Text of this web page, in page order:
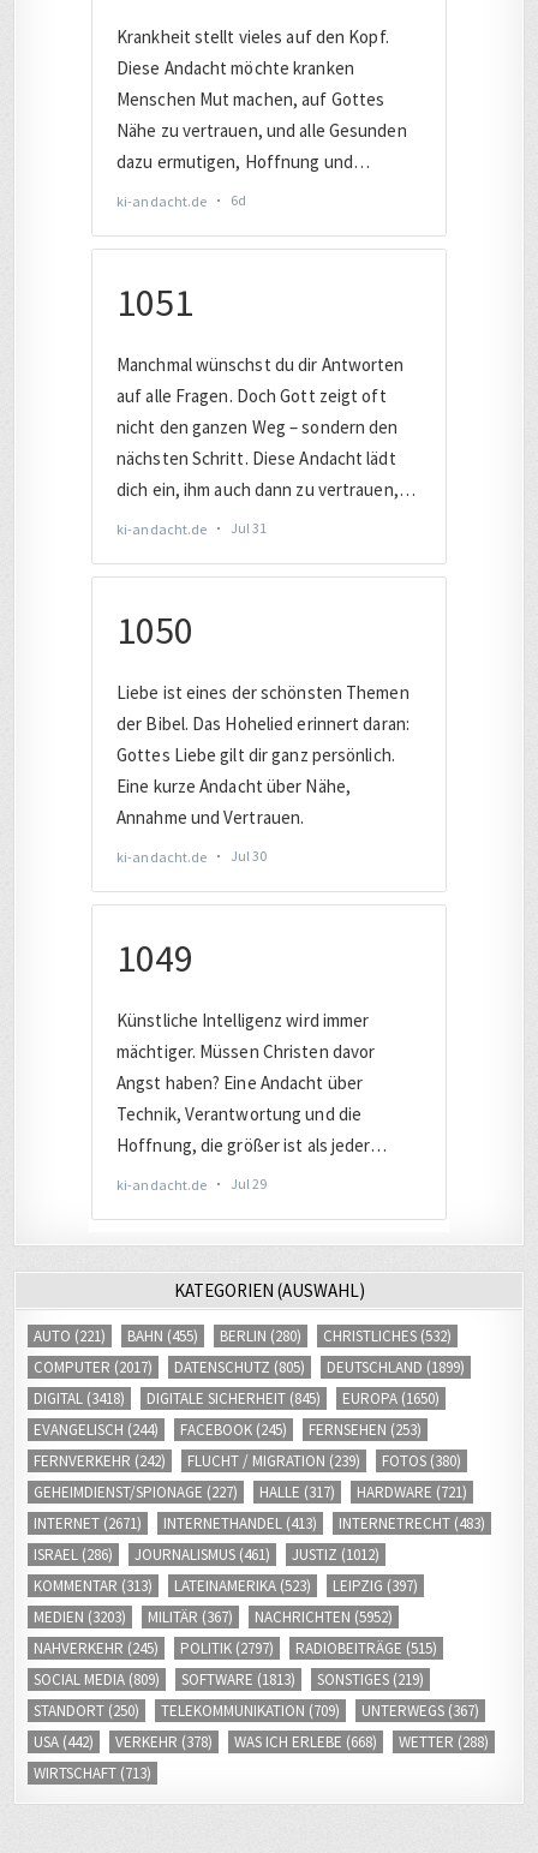
KATEGORIEN (AUSWAHL)
AUTO (221) BAHN (455) BERLIN (280) CHRISTLICHES (532)
COMPUTER (2017) DATENSCHUTZ (805) DEUTSCHLAND (1899)
DIGITAL (3418) DIGITALE SICHERHEIT (845) EUROPA (1650)
EVANGELISCH (244) FACEBOOK (245) FERNSEHEN (253)
FERNVERKEHR (242) FLUCHT / MIGRATION (239) FOTOS (380)
GEHEIMDIENST/SPIONAGE (227) HALLE (317) HARDWARE (721)
INTERNET (2671) INTERNETHANDEL (413) INTERNETRECHT (483)
ISRAEL (286) JOURNALISMUS (461) JUSTIZ (1012)
KOMMENTAR (313) LATEINAMERIKA (523) LEIPZIG (397)
MEDIEN (3203) MILITÄR (367) NACHRICHTEN (5952)
NAHVERKEHR (245) POLITIK (2797) RADIOBEITRÄGE (515)
SOCIAL MEDIA (809) SOFTWARE (1813) SONSTIGES (219)
STANDORT (250) TELEKOMMUNIKATION (709) UNTERWEGS (367)
USA (442) VERKEHR (378) WAS ICH ERLEBE (668) WETTER (288)
WIRTSCHAFT (713)